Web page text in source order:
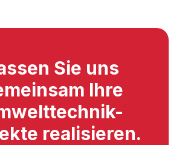
Sie uns
Ihre
realisieren.